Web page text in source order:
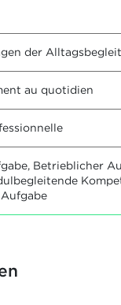
der
au quotidien
Betrieblicher